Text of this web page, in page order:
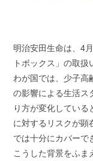
明治安田生命は、4
トボックス」の取扱
わが国では、少子高
の影響による生活ス
り方が変化している
に対するリスクが顕
では十分にカバーで
こうした背景をふま